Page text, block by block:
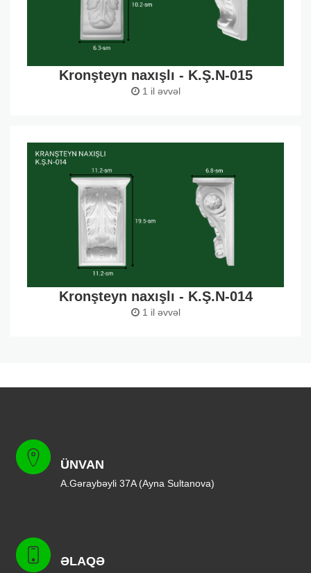
Kronşteyn naxışlı - K.Ş.N-015
1 il əvvəl
Kronşteyn naxışlı - K.Ş.N-014
1 il əvvəl
ÜNVAN
A.Gəraybəyli 37A (Ayna Sultanova)
ƏLAQƏ